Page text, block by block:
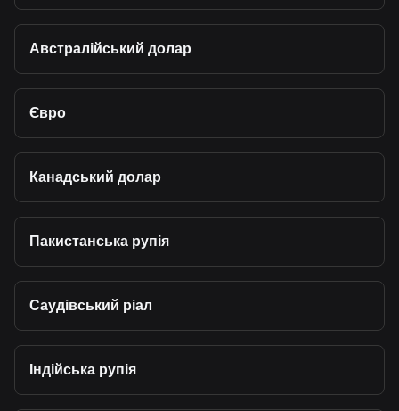
Австралійський долар
Євро
Канадський долар
Пакистанська рупія
Саудівський ріал
Індійська рупія